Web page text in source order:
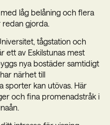
låg belåning och flera
gjorda.
tågstation och
ett av Eskilstunas mest
nya bostäder samtidigt
närhet till
sporter kan utövas. Här
och fina promenadstråk i